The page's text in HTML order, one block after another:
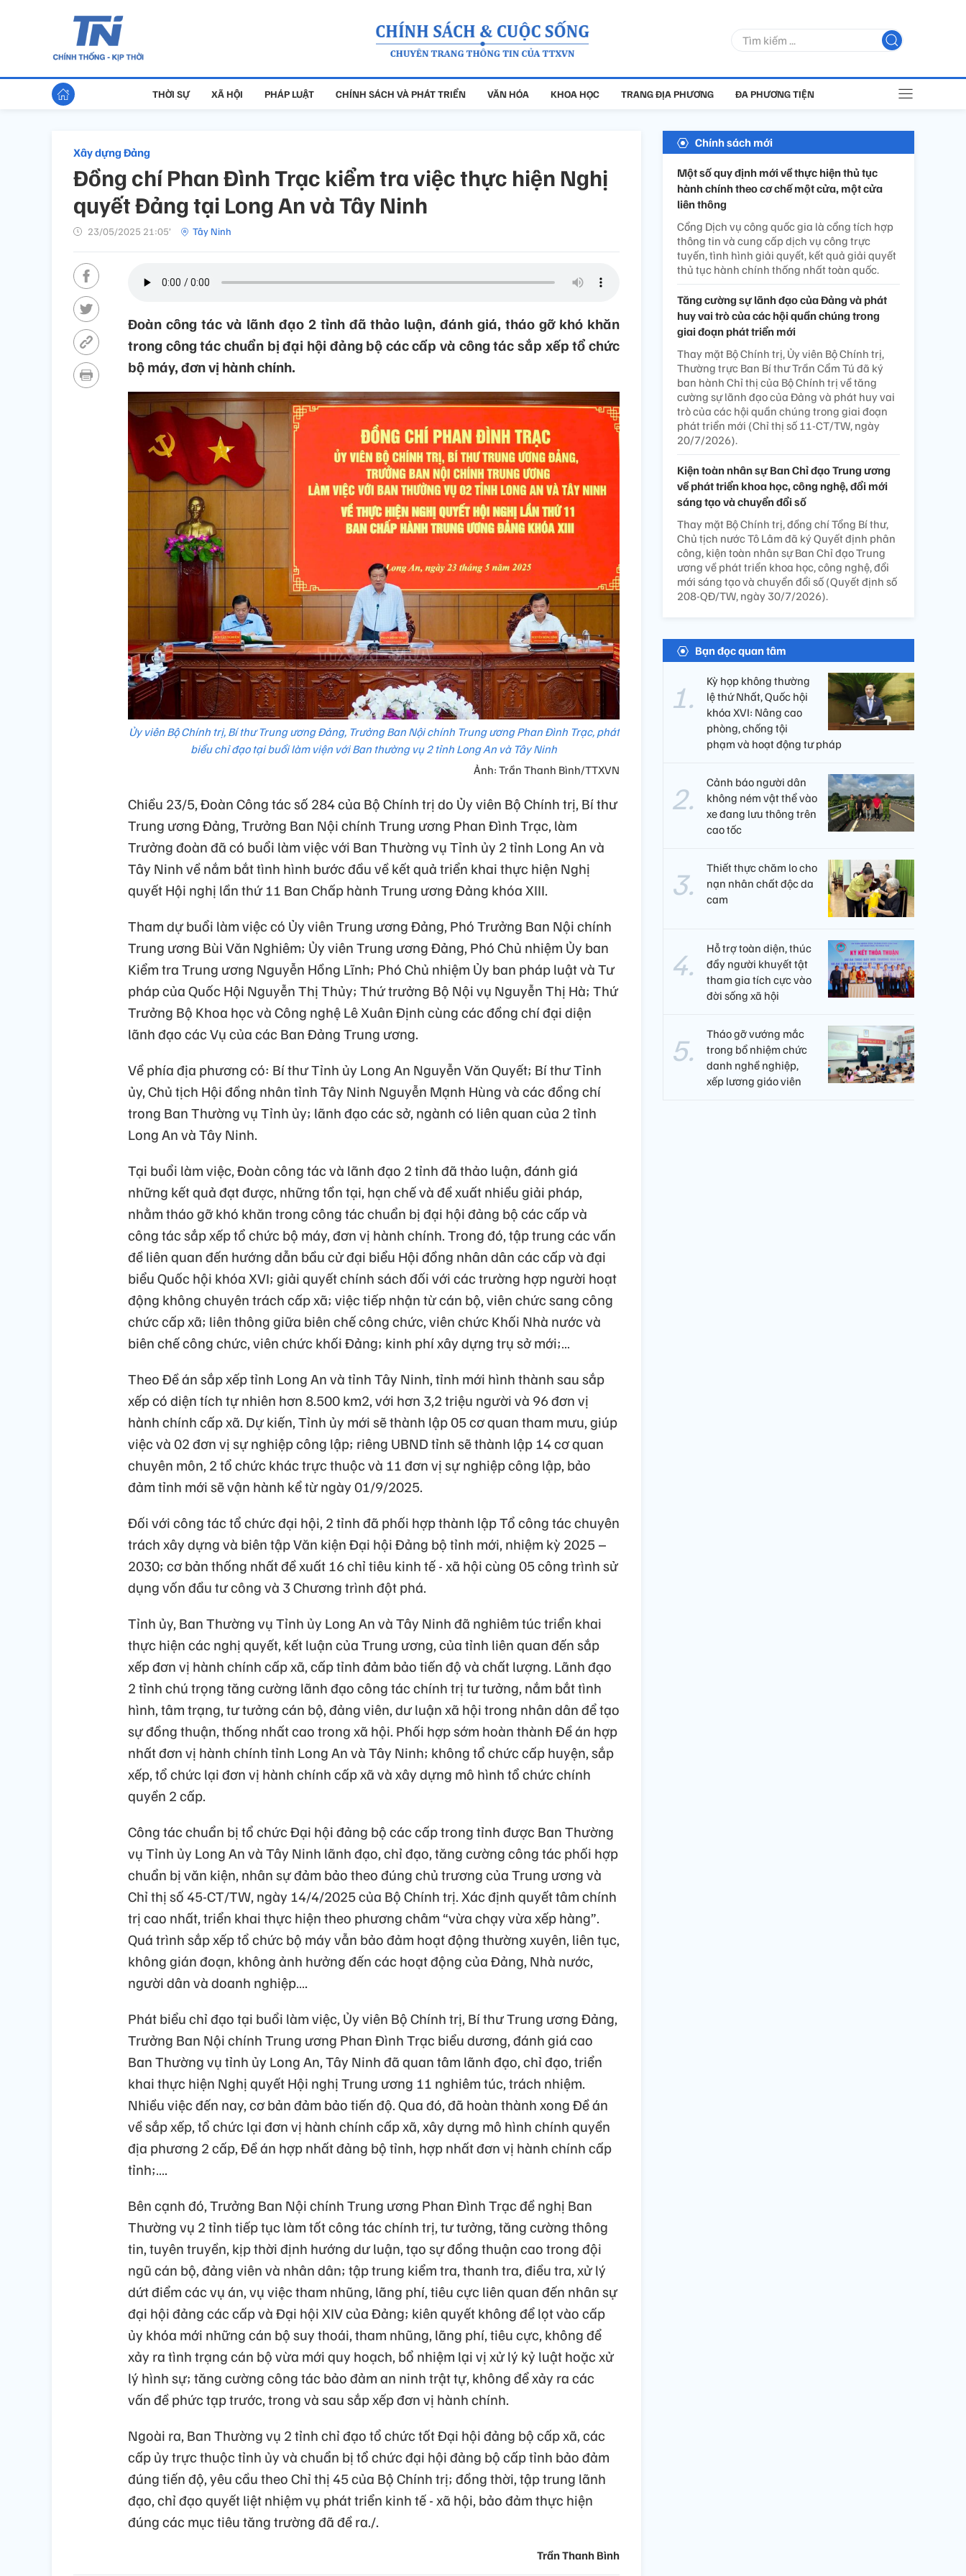
THỜI SỰ XÃ HỘI PHÁP LUẬT CHÍNH SÁCH VÀ PHÁT TRIỂN VĂN HÓA KHOA HỌC TRANG ĐỊA PHƯƠNG ĐA PHƯƠNG TIỆN
Xây dựng Đảng
Đồng chí Phan Đình Trạc kiểm tra việc thực hiện Nghị
quyết Đảng tại Long An và Tây Ninh
23/05/2025 21:05’ Tây Ninh
Đoàn công tác và lãnh đạo 2 tỉnh đã thảo luận, đánh giá, tháo gỡ khó khăn
trong công tác chuẩn bị đại hội đảng bộ các cấp và công tác sắp xếp tổ chức
bộ máy, đơn vị hành chính.
Ủy viên Bộ Chính trị, Bí thư Trung ương Đảng, Trưởng Ban Nội chính Trung ương Phan Đình Trạc, phát
biểu chỉ đạo tại buổi làm viện với Ban thường vụ 2 tỉnh Long An và Tây Ninh
Ảnh: Trần Thanh Bình/TTXVN
Chiều 23/5, Đoàn Công tác số 284 của Bộ Chính trị do Ủy viên Bộ Chính trị, Bí thư
Trung ương Đảng, Trưởng Ban Nội chính Trung ương Phan Đình Trạc, làm
Trưởng đoàn đã có buổi làm việc với Ban Thường vụ Tỉnh ủy 2 tỉnh Long An và
Tây Ninh về nắm bắt tình hình bước đầu về kết quả triển khai thực hiện Nghị
quyết Hội nghị lần thứ 11 Ban Chấp hành Trung ương Đảng khóa XIII.
Tham dự buổi làm việc có Ủy viên Trung ương Đảng, Phó Trưởng Ban Nội chính
Trung ương Bùi Văn Nghiêm; Ủy viên Trung ương Đảng, Phó Chủ nhiệm Ủy ban
Kiểm tra Trung ương Nguyễn Hồng Lĩnh; Phó Chủ nhiệm Ủy ban pháp luật và Tư
pháp của Quốc Hội Nguyễn Thị Thủy; Thứ trưởng Bộ Nội vụ Nguyễn Thị Hà; Thứ
Trưởng Bộ Khoa học và Công nghệ Lê Xuân Định cùng các đồng chí đại diện
lãnh đạo các Vụ của các Ban Đảng Trung ương.
Về phía địa phương có: Bí thư Tỉnh ủy Long An Nguyễn Văn Quyết; Bí thư Tỉnh
ủy, Chủ tịch Hội đồng nhân tỉnh Tây Ninh Nguyễn Mạnh Hùng và các đồng chí
trong Ban Thường vụ Tỉnh ủy; lãnh đạo các sở, ngành có liên quan của 2 tỉnh
Long An và Tây Ninh.
Tại buổi làm việc, Đoàn công tác và lãnh đạo 2 tỉnh đã thảo luận, đánh giá
những kết quả đạt được, những tồn tại, hạn chế và đề xuất nhiều giải pháp,
nhằm tháo gỡ khó khăn trong công tác chuẩn bị đại hội đảng bộ các cấp và
công tác sắp xếp tổ chức bộ máy, đơn vị hành chính. Trong đó, tập trung các vấn
đề liên quan đến hướng dẫn bầu cử đại biểu Hội đồng nhân dân các cấp và đại
biểu Quốc hội khóa XVI; giải quyết chính sách đối với các trường hợp người hoạt
động không chuyên trách cấp xã; việc tiếp nhận từ cán bộ, viên chức sang công
chức cấp xã; liên thông giữa biên chế công chức, viên chức Khối Nhà nước và
biên chế công chức, viên chức khối Đảng; kinh phí xây dựng trụ sở mới;…
Theo Đề án sắp xếp tỉnh Long An và tỉnh Tây Ninh, tỉnh mới hình thành sau sắp
xếp có diện tích tự nhiên hơn 8.500 km2, với hơn 3,2 triệu người và 96 đơn vị
hành chính cấp xã. Dự kiến, Tỉnh ủy mới sẽ thành lập 05 cơ quan tham mưu, giúp
việc và 02 đơn vị sự nghiệp công lập; riêng UBND tỉnh sẽ thành lập 14 cơ quan
chuyên môn, 2 tổ chức khác trực thuộc và 11 đơn vị sự nghiệp công lập, bảo
đảm tỉnh mới sẽ vận hành kể từ ngày 01/9/2025.
Đối với công tác tổ chức đại hội, 2 tỉnh đã phối hợp thành lập Tổ công tác chuyên
trách xây dựng và biên tập Văn kiện Đại hội Đảng bộ tỉnh mới, nhiệm kỳ 2025 –
2030; cơ bản thống nhất đề xuất 16 chỉ tiêu kinh tế - xã hội cùng 05 công trình sử
dụng vốn đầu tư công và 3 Chương trình đột phá.
Tỉnh ủy, Ban Thường vụ Tỉnh ủy Long An và Tây Ninh đã nghiêm túc triển khai
thực hiện các nghị quyết, kết luận của Trung ương, của tỉnh liên quan đến sắp
xếp đơn vị hành chính cấp xã, cấp tỉnh đảm bảo tiến độ và chất lượng. Lãnh đạo
2 tỉnh chú trọng tăng cường lãnh đạo công tác chính trị tư tưởng, nắm bắt tình
hình, tâm trạng, tư tưởng cán bộ, đảng viên, dư luận xã hội trong nhân dân để tạo
sự đồng thuận, thống nhất cao trong xã hội. Phối hợp sớm hoàn thành Đề án hợp
nhất đơn vị hành chính tỉnh Long An và Tây Ninh; không tổ chức cấp huyện, sắp
xếp, tổ chức lại đơn vị hành chính cấp xã và xây dựng mô hình tổ chức chính
quyền 2 cấp.
Công tác chuẩn bị tổ chức Đại hội đảng bộ các cấp trong tỉnh được Ban Thường
vụ Tỉnh ủy Long An và Tây Ninh lãnh đạo, chỉ đạo, tăng cường công tác phối hợp
chuẩn bị văn kiện, nhân sự đảm bảo theo đúng chủ trương của Trung ương và
Chỉ thị số 45-CT/TW, ngày 14/4/2025 của Bộ Chính trị. Xác định quyết tâm chính
trị cao nhất, triển khai thực hiện theo phương châm “vừa chạy vừa xếp hàng”.
Quá trình sắp xếp tổ chức bộ máy vẫn bảo đảm hoạt động thường xuyên, liên tục,
không gián đoạn, không ảnh hưởng đến các hoạt động của Đảng, Nhà nước,
người dân và doanh nghiệp….
Phát biểu chỉ đạo tại buổi làm việc, Ủy viên Bộ Chính trị, Bí thư Trung ương Đảng,
Trưởng Ban Nội chính Trung ương Phan Đình Trạc biểu dương, đánh giá cao
Ban Thường vụ tỉnh ủy Long An, Tây Ninh đã quan tâm lãnh đạo, chỉ đạo, triển
khai thực hiện Nghị quyết Hội nghị Trung ương 11 nghiêm túc, trách nhiệm.
Nhiều việc đến nay, cơ bản đảm bảo tiến độ. Qua đó, đã hoàn thành xong Đề án
về sắp xếp, tổ chức lại đơn vị hành chính cấp xã, xây dựng mô hình chính quyền
địa phương 2 cấp, Đề án hợp nhất đảng bộ tỉnh, hợp nhất đơn vị hành chính cấp
tỉnh;….
Bên cạnh đó, Trưởng Ban Nội chính Trung ương Phan Đình Trạc đề nghị Ban
Thường vụ 2 tỉnh tiếp tục làm tốt công tác chính trị, tư tưởng, tăng cường thông
tin, tuyên truyền, kịp thời định hướng dư luận, tạo sự đồng thuận cao trong đội
ngũ cán bộ, đảng viên và nhân dân; tập trung kiểm tra, thanh tra, điều tra, xử lý
dứt điểm các vụ án, vụ việc tham nhũng, lãng phí, tiêu cực liên quan đến nhân sự
đại hội đảng các cấp và Đại hội XIV của Đảng; kiên quyết không để lọt vào cấp
ủy khóa mới những cán bộ suy thoái, tham nhũng, lãng phí, tiêu cực, không để
xảy ra tình trạng cán bộ vừa mới quy hoạch, bổ nhiệm lại vị xử lý kỷ luật hoặc xử
lý hình sự; tăng cường công tác bảo đảm an ninh trật tự, không để xảy ra các
vấn đề phức tạp trước, trong và sau sắp xếp đơn vị hành chính.
Ngoài ra, Ban Thường vụ 2 tỉnh chỉ đạo tổ chức tốt Đại hội đảng bộ cấp xã, các
cấp ủy trực thuộc tỉnh ủy và chuẩn bị tổ chức đại hội đảng bộ cấp tỉnh bảo đảm
đúng tiến độ, yêu cầu theo Chỉ thị 45 của Bộ Chính trị; đồng thời, tập trung lãnh
đạo, chỉ đạo quyết liệt nhiệm vụ phát triển kinh tế - xã hội, bảo đảm thực hiện
đúng các mục tiêu tăng trường đã đề ra./.
Trần Thanh Bình
Chính sách mới
Một số quy định mới về thực hiện thủ tục
hành chính theo cơ chế một cửa, một cửa
liên thông
Cổng Dịch vụ công quốc gia là cổng tích hợp
thông tin và cung cấp dịch vụ công trực
tuyến, tình hình giải quyết, kết quả giải quyết
thủ tục hành chính thống nhất toàn quốc.
Tăng cường sự lãnh đạo của Đảng và phát
huy vai trò của các hội quần chúng trong
giai đoạn phát triển mới
Thay mặt Bộ Chính trị, Ủy viên Bộ Chính trị,
Thường trực Ban Bí thư Trần Cẩm Tú đã ký
ban hành Chỉ thị của Bộ Chính trị về tăng
cường sự lãnh đạo của Đảng và phát huy vai
trò của các hội quần chúng trong giai đoạn
phát triển mới (Chỉ thị số 11-CT/TW, ngày
20/7/2026).
Kiện toàn nhân sự Ban Chỉ đạo Trung ương
về phát triển khoa học, công nghệ, đổi mới
sáng tạo và chuyển đổi số
Thay mặt Bộ Chính trị, đồng chí Tổng Bí thư,
Chủ tịch nước Tô Lâm đã ký Quyết định phân
công, kiện toàn nhân sự Ban Chỉ đạo Trung
ương về phát triển khoa học, công nghệ, đổi
mới sáng tạo và chuyển đổi số (Quyết định số
208-QĐ/TW, ngày 30/7/2026).
Bạn đọc quan tâm
Kỳ họp không thường
lệ thứ Nhất, Quốc hội
khóa XVI: Nâng cao
phòng, chống tội
phạm và hoạt động tư pháp
Cảnh báo người dân
không ném vật thể vào
xe đang lưu thông trên
cao tốc
Thiết thực chăm lo cho
nạn nhân chất độc da
cam
Hỗ trợ toàn diện, thúc
đẩy người khuyết tật
tham gia tích cực vào
đời sống xã hội
Tháo gỡ vướng mắc
trong bổ nhiệm chức
danh nghề nghiệp,
xếp lương giáo viên